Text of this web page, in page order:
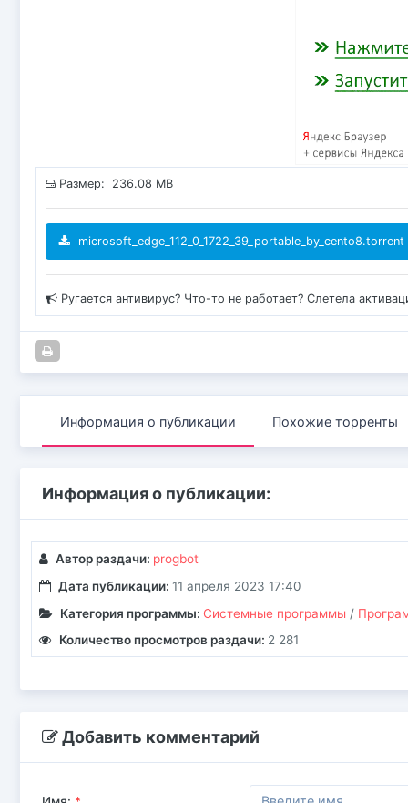
Размер: 236.08 MB
microsoft_edge_112_0_1722_39_portable_by_cento8.torrent
Ругается антивирус? Что-то не работает? Слетела
Информация о публикации Похожие торренты
Информация о публикации:
Автор раздачи: progbot
Дата публикации: 11 апреля 2023 17:40
Категория программы: Системные программы/
Количество просмотров раздачи: 2 281
Добавить комментарий